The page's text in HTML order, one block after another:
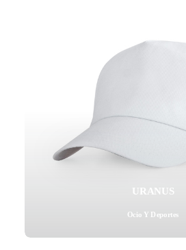
URANUS
Ocio Y Deportes